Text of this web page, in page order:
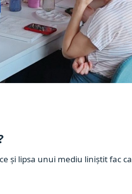
și lipsa unui mediu liniștit fac ca